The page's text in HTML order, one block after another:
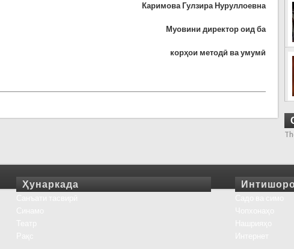
Каримова Гулзира Нуруллоевна
Муовини директор оид ба
корҳои методӣ ва умумӣ
Ҳунаркада